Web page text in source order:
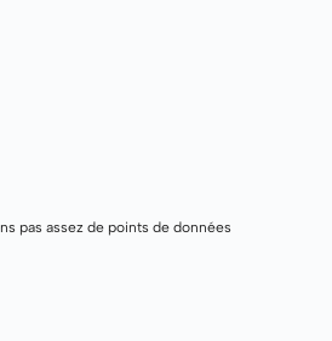
pas assez de points de données